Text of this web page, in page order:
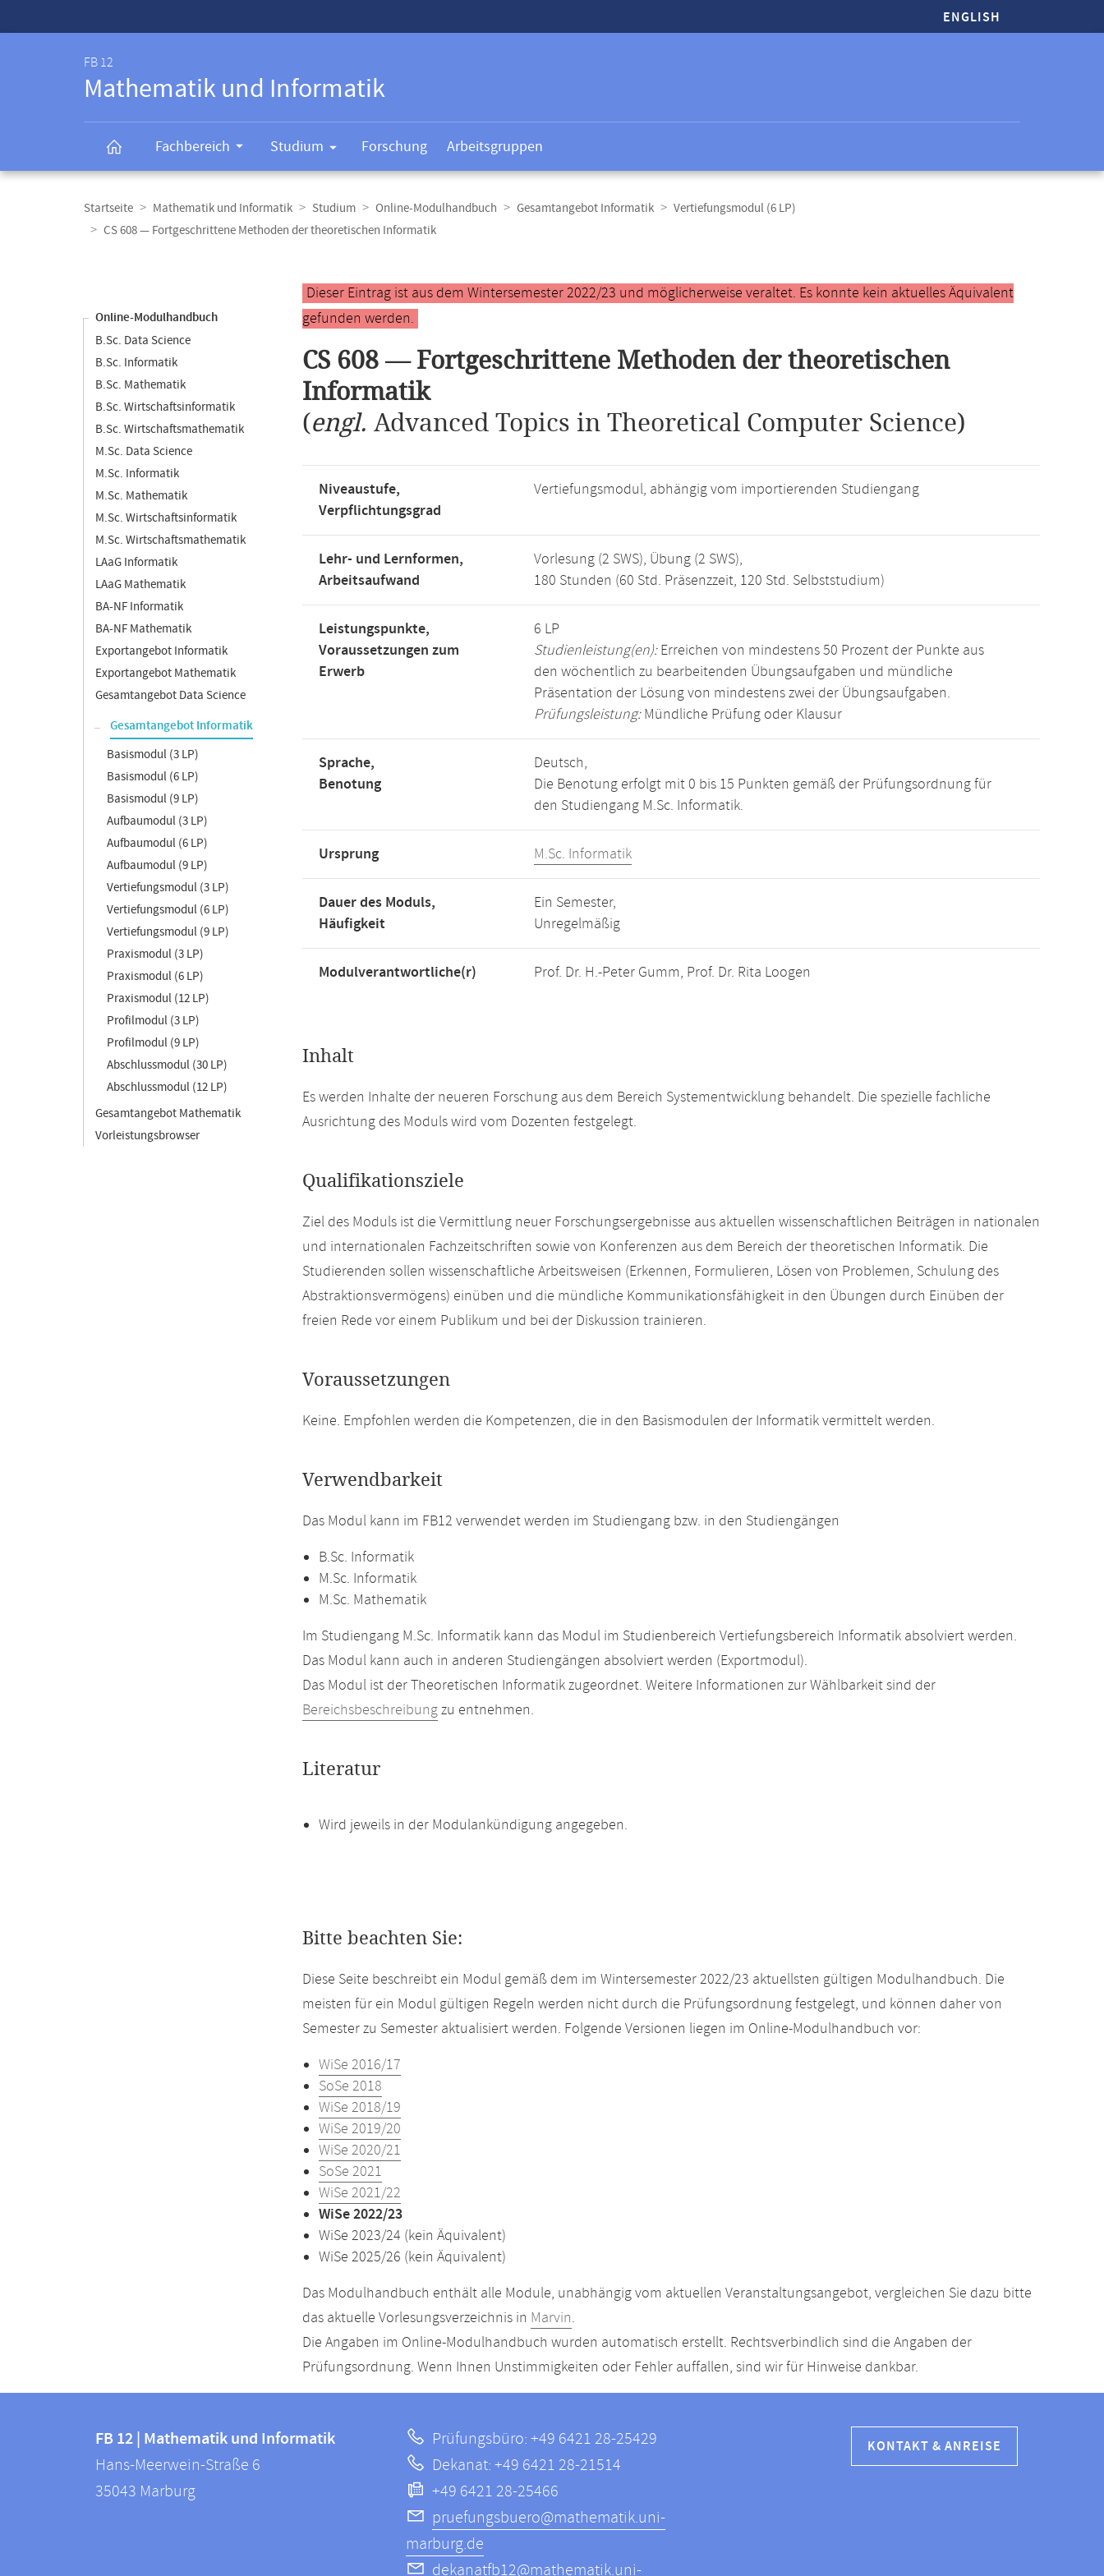
ENGLISH
FB 12
Mathematik und Informatik
Fachbereich Studium Forschung Arbeitsgruppen
Navigation
Startseite Mathematik und Informatik Studium Online-Modulhandbuch Gesamtangebot Informatik
Vertiefungsmodul (6 LP)
CS 608 — Fortgeschrittene Methoden der theoretischen Informatik
Online-Modulhandbuch
B.Sc. Data Science
B.Sc. Informatik
B.Sc. Mathematik
B.Sc. Wirtschaftsinformatik
B.Sc. Wirtschaftsmathematik
M.Sc. Data Science
M.Sc. Informatik
M.Sc. Mathematik
M.Sc. Wirtschaftsinformatik
M.Sc. Wirtschaftsmathematik
LAaG Informatik
LAaG Mathematik
BA-NF Informatik
BA-NF Mathematik
Exportangebot Informatik
Exportangebot Mathematik
Gesamtangebot Data Science
Gesamtangebot Informatik
Basismodul (3 LP)
Basismodul (6 LP)
Basismodul (9 LP)
Aufbaumodul (3 LP)
Aufbaumodul (6 LP)
Aufbaumodul (9 LP)
Vertiefungsmodul (3 LP)
Vertiefungsmodul (6 LP)
Vertiefungsmodul (9 LP)
Praxismodul (3 LP)
Praxismodul (6 LP)
Praxismodul (12 LP)
Profilmodul (3 LP)
Profilmodul (9 LP)
Abschlussmodul (30 LP)
Abschlussmodul (12 LP)
Gesamtangebot Mathematik
Vorleistungsbrowser
Hauptinhalt
Dieser Eintrag ist aus dem Wintersemester 2022/23 und möglicherweise veraltet. Es konnte kein aktuelles Äquivalent
gefunden werden.
CS 608 — Fortgeschrittene Methoden der theoretischen
Informatik
(engl. Advanced Topics in Theoretical Computer Science)
Niveaustufe,
Verpflichtungsgrad
Vertiefungsmodul, abhängig vom importierenden Studiengang
Lehr- und Lernformen,
Arbeitsaufwand
Vorlesung (2 SWS), Übung (2 SWS),
180 Stunden (60 Std. Präsenzzeit, 120 Std. Selbststudium)
Leistungspunkte,
Voraussetzungen zum
Erwerb
6 LP
Studienleistung(en):Erreichen von mindestens 50 Prozent der Punkte aus
den wöchentlich zu bearbeitenden Übungsaufgaben und mündliche
Präsentation der Lösung von mindestens zwei der Übungsaufgaben.
Prüfungsleistung:Mündliche Prüfung oder Klausur
Sprache,
Benotung
Deutsch,
Die Benotung erfolgt mit 0 bis 15 Punkten gemäß der Prüfungsordnung für
den Studiengang M.Sc. Informatik.
Ursprung M.Sc. Informatik
Dauer des Moduls,
Häufigkeit
Ein Semester,
Unregelmäßig
Modulverantwortliche(r) Prof. Dr. H.-Peter Gumm, Prof. Dr. Rita Loogen
Inhalt
Es werden Inhalte der neueren Forschung aus dem Bereich Systementwicklung behandelt. Die spezielle fachliche
Ausrichtung des Moduls wird vom Dozenten festgelegt.
Qualifikationsziele
Ziel des Moduls ist die Vermittlung neuer Forschungsergebnisse aus aktuellen wissenschaftlichen Beiträgen in nationalen
und internationalen Fachzeitschriften sowie von Konferenzen aus dem Bereich der theoretischen Informatik. Die
Studierenden sollen wissenschaftliche Arbeitsweisen (Erkennen, Formulieren, Lösen von Problemen, Schulung des
Abstraktionsvermögens) einüben und die mündliche Kommunikationsfähigkeit in den Übungen durch Einüben der
freien Rede vor einem Publikum und bei der Diskussion trainieren.
Voraussetzungen
Keine. Empfohlen werden die Kompetenzen, die in den Basismodulen der Informatik vermittelt werden.
Verwendbarkeit
Das Modul kann im FB12 verwendet werden im Studiengang bzw. in den Studiengängen
B.Sc. Informatik
M.Sc. Informatik
M.Sc. Mathematik
Im Studiengang M.Sc. Informatik kann das Modul im Studienbereich Vertiefungsbereich Informatik absolviert werden.
Das Modul kann auch in anderen Studiengängen absolviert werden (Exportmodul).
Das Modul ist der Theoretischen Informatik zugeordnet. Weitere Informationen zur Wählbarkeit sind der
Bereichsbeschreibungzu entnehmen.
Literatur
Wird jeweils in der Modulankündigung angegeben.
Bitte beachten Sie:
Diese Seite beschreibt ein Modul gemäß dem im Wintersemester 2022/23 aktuellsten gültigen Modulhandbuch. Die
meisten für ein Modul gültigen Regeln werden nicht durch die Prüfungsordnung festgelegt, und können daher von
Semester zu Semester aktualisiert werden. Folgende Versionen liegen im Online-Modulhandbuch vor:
WiSe 2016/17
SoSe 2018
WiSe 2018/19
WiSe 2019/20
WiSe 2020/21
SoSe 2021
WiSe 2021/22
WiSe 2022/23
WiSe 2023/24 (kein Äquivalent)
WiSe 2025/26 (kein Äquivalent)
Das Modulhandbuch enthält alle Module, unabhängig vom aktuellen Veranstaltungsangebot, vergleichen Sie dazu bitte
das aktuelle Vorlesungsverzeichnis in Marvin.
Die Angaben im Online-Modulhandbuch wurden automatisch erstellt. Rechtsverbindlich sind die Angaben der
Prüfungsordnung. Wenn Ihnen Unstimmigkeiten oder Fehler auffallen, sind wir für Hinweise dankbar.
Informationen
FB
12
FB 12 | Mathematik und Informatik
Hans-Meerwein-Straße 6
35043 Marburg
Prüfungsbüro: +49 6421 28-25429
Dekanat: +49 6421 28-21514
+49 6421 28-25466
pruefungsbuero@mathematik.uni-
marburg.de
dekanatfb12@mathematik.uni-
KONTAKT & ANREISE